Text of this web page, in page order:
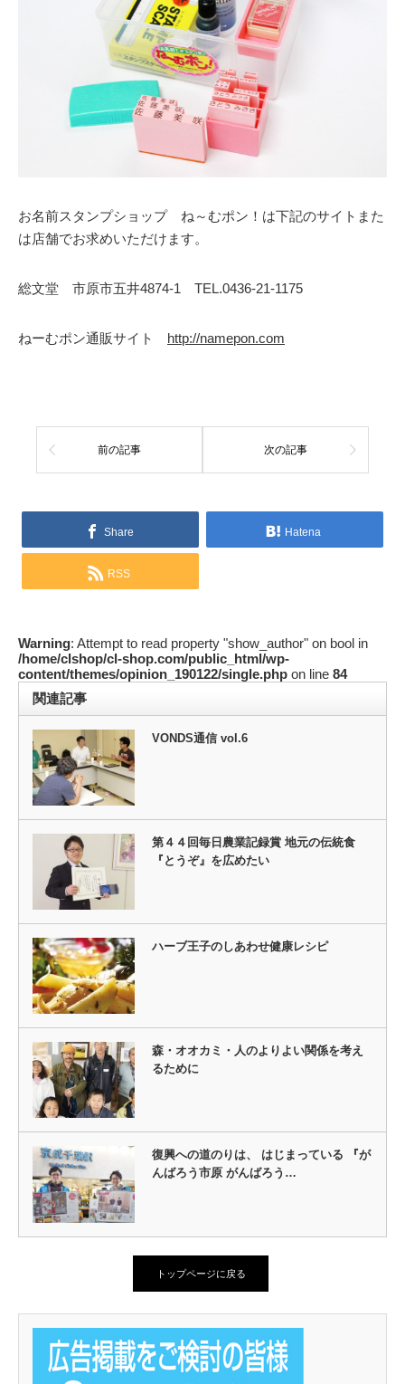
お名前スタンプショップ ね～むポン！は下記のサイトまた
は店舗でお求めいただけます。
総文堂 市原市五井4874-1 TEL.0436-21-1175
ねーむポン通販サイト http://namepon.com
前の記事 次の記事
Share Hatena
RSS
Warning: Attempt to read property "show_author" on bool in
/home/clshop/cl-shop.com/public_html/wp-
content/themes/opinion_190122/single.php on line 84
関連記事
VONDS通信 vol.6
第４４回毎日農業記録賞 地元の伝統食
『とうぞ』を広めたい
ハーブ王子のしあわせ健康レシピ
森・オオカミ・人のよりよい関係を考え
るために
復興への道のりは、 はじまっている 『が
んばろう市原 がんばろう…
トップページに戻る